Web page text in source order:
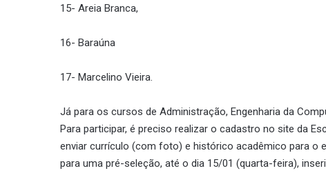
15- Areia Branca,
16- Baraúna
17- Marcelino Vieira.
Já para os cursos de Administração, Engenharia da
Para participar, é preciso realizar o cadastro no site da
enviar currículo (com foto) e histórico acadêmico para o
para uma pré-seleção, até o dia 15/01 (quarta-feira),